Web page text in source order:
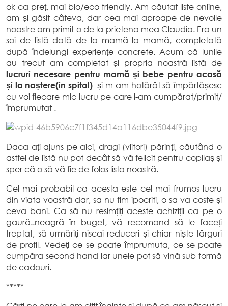
ok ca preț, mai bio/eco friendly. Am căutat liste online,
am și găsit câteva, dar cea mai aproape de nevoile
noastre am primit-o de la prietena mea Claudia. Era un
soi de listă dată de la mamă la mamă, completată
după îndelungi experiențe concrete. Acum că lunile
au trecut am completat și propria noastră listă de
lucruri necesare pentru mamă și bebe pentru acasă
și la naștere(in spital) și m-am hotărât să împărtășesc
cu voi fiecare mic lucru pe care l-am cumpărat/primit/
împrumutat .
Daca ați ajuns pe aici, dragi (viitori) părinți, căutând o
astfel de listă nu pot decât să vă felicit pentru copilaș și
sper că o să vă fie de folos lista noastră.
Cel mai probabil ca acesta este cel mai frumos lucru
din viata voastră dar, sa nu fim ipocriti, o sa va coste și
ceva bani. Ca să nu resimțiți aceste achiziții ca pe o
gaură..neagră în buget, vă recomand să le faceți
treptat, să urmăriți niscai reduceri și chiar niște târguri
de profil. Vedeți ce se poate împrumuta, ce se poate
cumpăra second hand iar unele pot să vină sub formă
de cadouri.
*****